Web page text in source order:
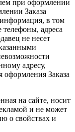
при оформлении
Заказа
в том
адреса
не несет
адресу,
оформления Заказа
на сайте, носит
и не может
о свойствах и